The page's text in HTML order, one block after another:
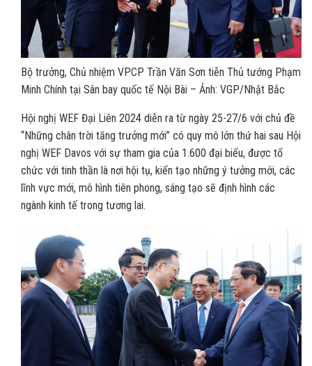
Bộ trưởng, Chủ nhiệm VPCP Trần Văn Sơn tiễn Thủ tướng Phạm
Minh Chính tại Sân bay quốc tế Nội Bài – Ảnh: VGP/Nhật Bắc
Hội nghị WEF Đại Liên 2024 diễn ra từ ngày 25-27/6 với chủ đề
“Những chân trời tăng trưởng mới” có quy mô lớn thứ hai sau Hội
nghị WEF Davos với sự tham gia của 1.600 đại biểu, được tổ
chức với tinh thần là nơi hội tụ, kiến tạo những ý tưởng mới, các
lĩnh vực mới, mô hình tiên phong, sáng tạo sẽ định hình các
ngành kinh tế trong tương lai.